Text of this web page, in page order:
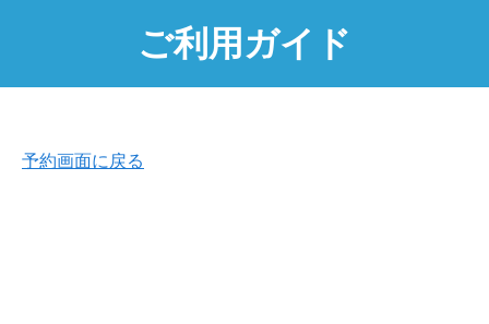
ご利用ガイド
予約画面に戻る